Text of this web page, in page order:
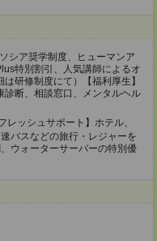
シア奨学制度、ヒューマンア
特別割引、人気講師によるオ
研修制度にて）【福利厚生】
診断、相談窓口、メンタルヘル
ッシュサポート】ホテル、
バスなどの旅行・レジャーを
ウォーターサーバーの特別優